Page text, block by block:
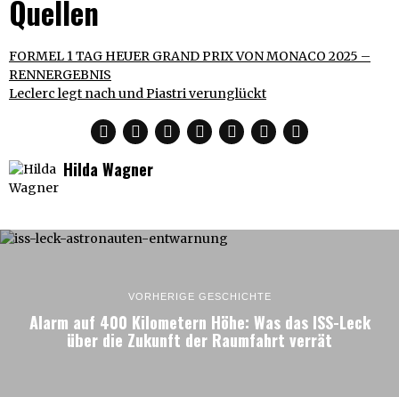
Quellen
FORMEL 1 TAG HEUER GRAND PRIX VON MONACO 2025 –
RENNERGEBNIS
Leclerc legt nach und Piastri verunglückt
Hilda Wagner
VORHERIGE GESCHICHTE
Alarm auf 400 Kilometern Höhe: Was das ISS-Leck
über die Zukunft der Raumfahrt verrät